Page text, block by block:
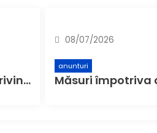
ANUNȚ PUBLIC privind decizia etapei de încadrare – ’’Complex de sănătate – Spital Municipal Buzău, etapa construire spital – faza Studiu de Fezabilitate’’
08/07/2026
anunturi